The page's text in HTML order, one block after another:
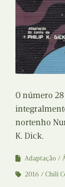
O número
nortenho
K. Dick.
Adaptação
2016
Chili